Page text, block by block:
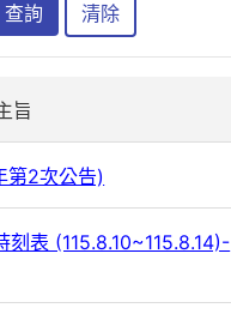
查詢 清除
旨
第2次公告)
表 (115.8.10~115.8.14)-